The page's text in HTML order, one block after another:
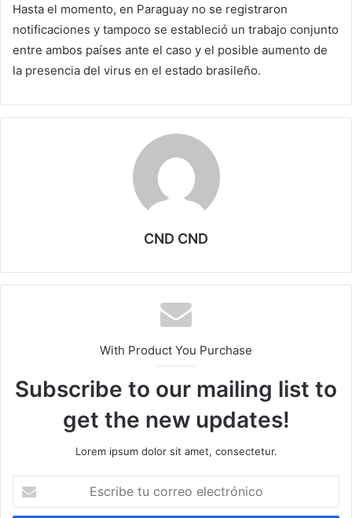
Hasta el momento, en Paraguay no se registraron
notificaciones y tampoco se estableció un trabajo conjunto
entre ambos países ante el caso y el posible aumento de
la presencia del virus en el estado brasileño.
CND CND
With Product You Purchase
Subscribe to our mailing list to
get the new updates!
Lorem ipsum dolor sit amet, consectetur.